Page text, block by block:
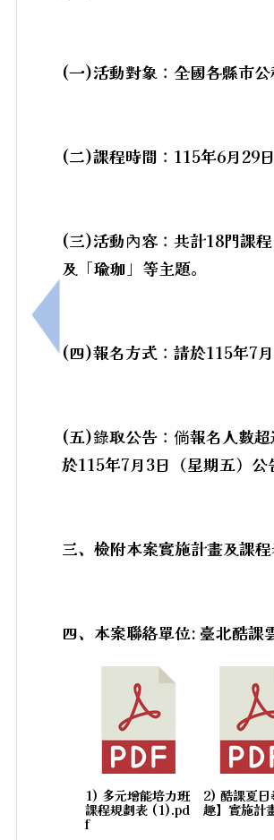
上一筆：轉知本市後壁區樹人
(一)活動對象：全國各縣市公
(二)課程時間：115年6月29
(三)活動內容：共計18門課
及「瑜珈」等主題。
(四)報名方式：請於115年7
(五)錄取公告：倘報名人數
於115年7月3日（星期五）公
三、檢附本案實施計畫及課程
四、本案聯絡單位: 臺北酷課
1) 多元增能培力班
課程規劃表 (1).pd
f
2) 酷課夏日
趣】實施計